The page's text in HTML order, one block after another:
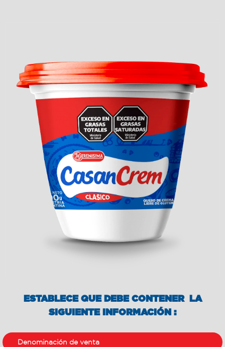
ESTABLECE QUE DEBE CONTENER LA
SIGUIENTE INFORMACIÓN :
Denominación de venta